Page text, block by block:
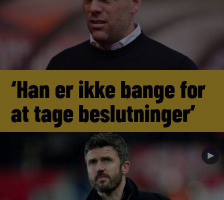
‘Han er ikke bange for
at tage beslutninger’
►